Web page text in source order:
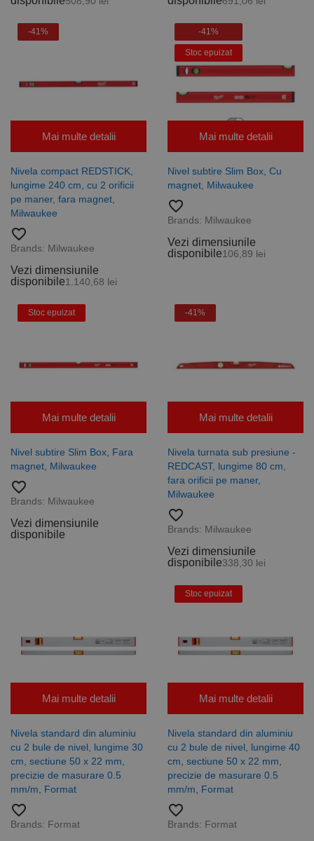
-41%
Mai multe detalii
Nivela compact REDSTICK,
lungime 240 cm, cu 2 orificii
pe maner, fara magnet,
Milwaukee
favorite_border
Brands: Milwaukee
Vezi dimensiunile
disponibile1.140,68 lei
-41%
Stoc epuizat
Mai multe detalii
Nivel subtire Slim Box, Cu
magnet, Milwaukee
favorite_border
Brands: Milwaukee
Vezi dimensiunile
disponibile106,89 lei
Stoc epuizat
Mai multe detalii
Nivel subtire Slim Box, Fara
magnet, Milwaukee
favorite_border
Brands: Milwaukee
Vezi dimensiunile
disponibile
-41%
Mai multe detalii
Nivela turnata sub presiune -
REDCAST, lungime 80 cm,
fara orificii pe maner,
Milwaukee
favorite_border
Brands: Milwaukee
Vezi dimensiunile
disponibile338,30 lei
Mai multe detalii
Nivela standard din aluminiu
cu 2 bule de nivel, lungime 30
cm, sectiune 50 x 22 mm,
precizie de masurare 0.5
mm/m, Format
favorite_border
Brands: Format
Stoc epuizat
Mai multe detalii
Nivela standard din aluminiu
cu 2 bule de nivel, lungime 40
cm, sectiune 50 x 22 mm,
precizie de masurare 0.5
mm/m, Format
favorite_border
Brands: Format